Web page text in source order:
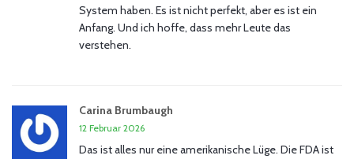
System haben. Es ist nicht perfekt, aber es ist ein
Anfang. Und ich hoffe, dass mehr Leute das
verstehen.
Carina Brumbaugh
12 Februar 2026
Das ist alles nur eine amerikanische Lüge. Die FDA ist